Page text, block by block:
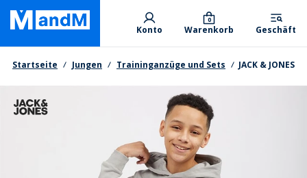
Skip
main
content
Primary departments
Konto Warenkorb
0
Geschäft
Brotkrumen
Startseite Jungen Traininganzüge und Sets JACK & JONES